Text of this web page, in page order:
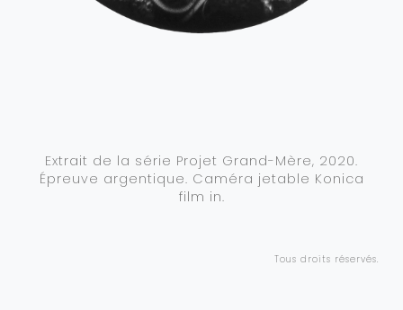
Extrait de la série Projet Grand-Mère, 2020.
Épreuve argentique. Caméra jetable Konica
film in.
Tous droits réservés.